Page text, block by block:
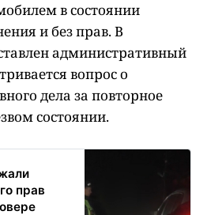
в состоянии
и без прав. В
административный
вопрос о
дела за повторное
состоянии.
прав